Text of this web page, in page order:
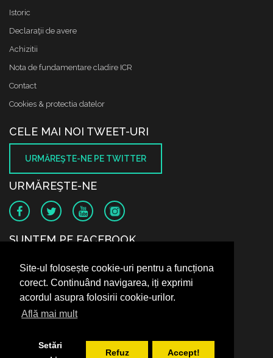
Site-ul folosește cookie-uri pentru a funcționa
corect. Continuând navigarea, iți exprimi
acordul asupra folosirii cookie-urilor.
Află mai mult
Setări
Refuz Accept!
Istoric
Declaraţii de avere
Achizitii
Nota de fundamentare cladire ICR
Contact
Cookies & protectia datelor
CELE MAI NOI TWEET-URI
URMĂREŞTE-NE PE TWITTER
URMĂREŞTE-NE
SUNTEM PE FACEBOOK